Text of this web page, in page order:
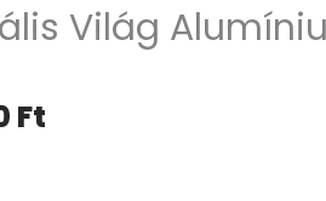
Világ
Ft